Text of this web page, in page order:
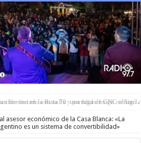
sido rociado con nafta y prendido fuego en San
asesor económico de la Casa Blanca: «La
es un sistema de convertibilidad»